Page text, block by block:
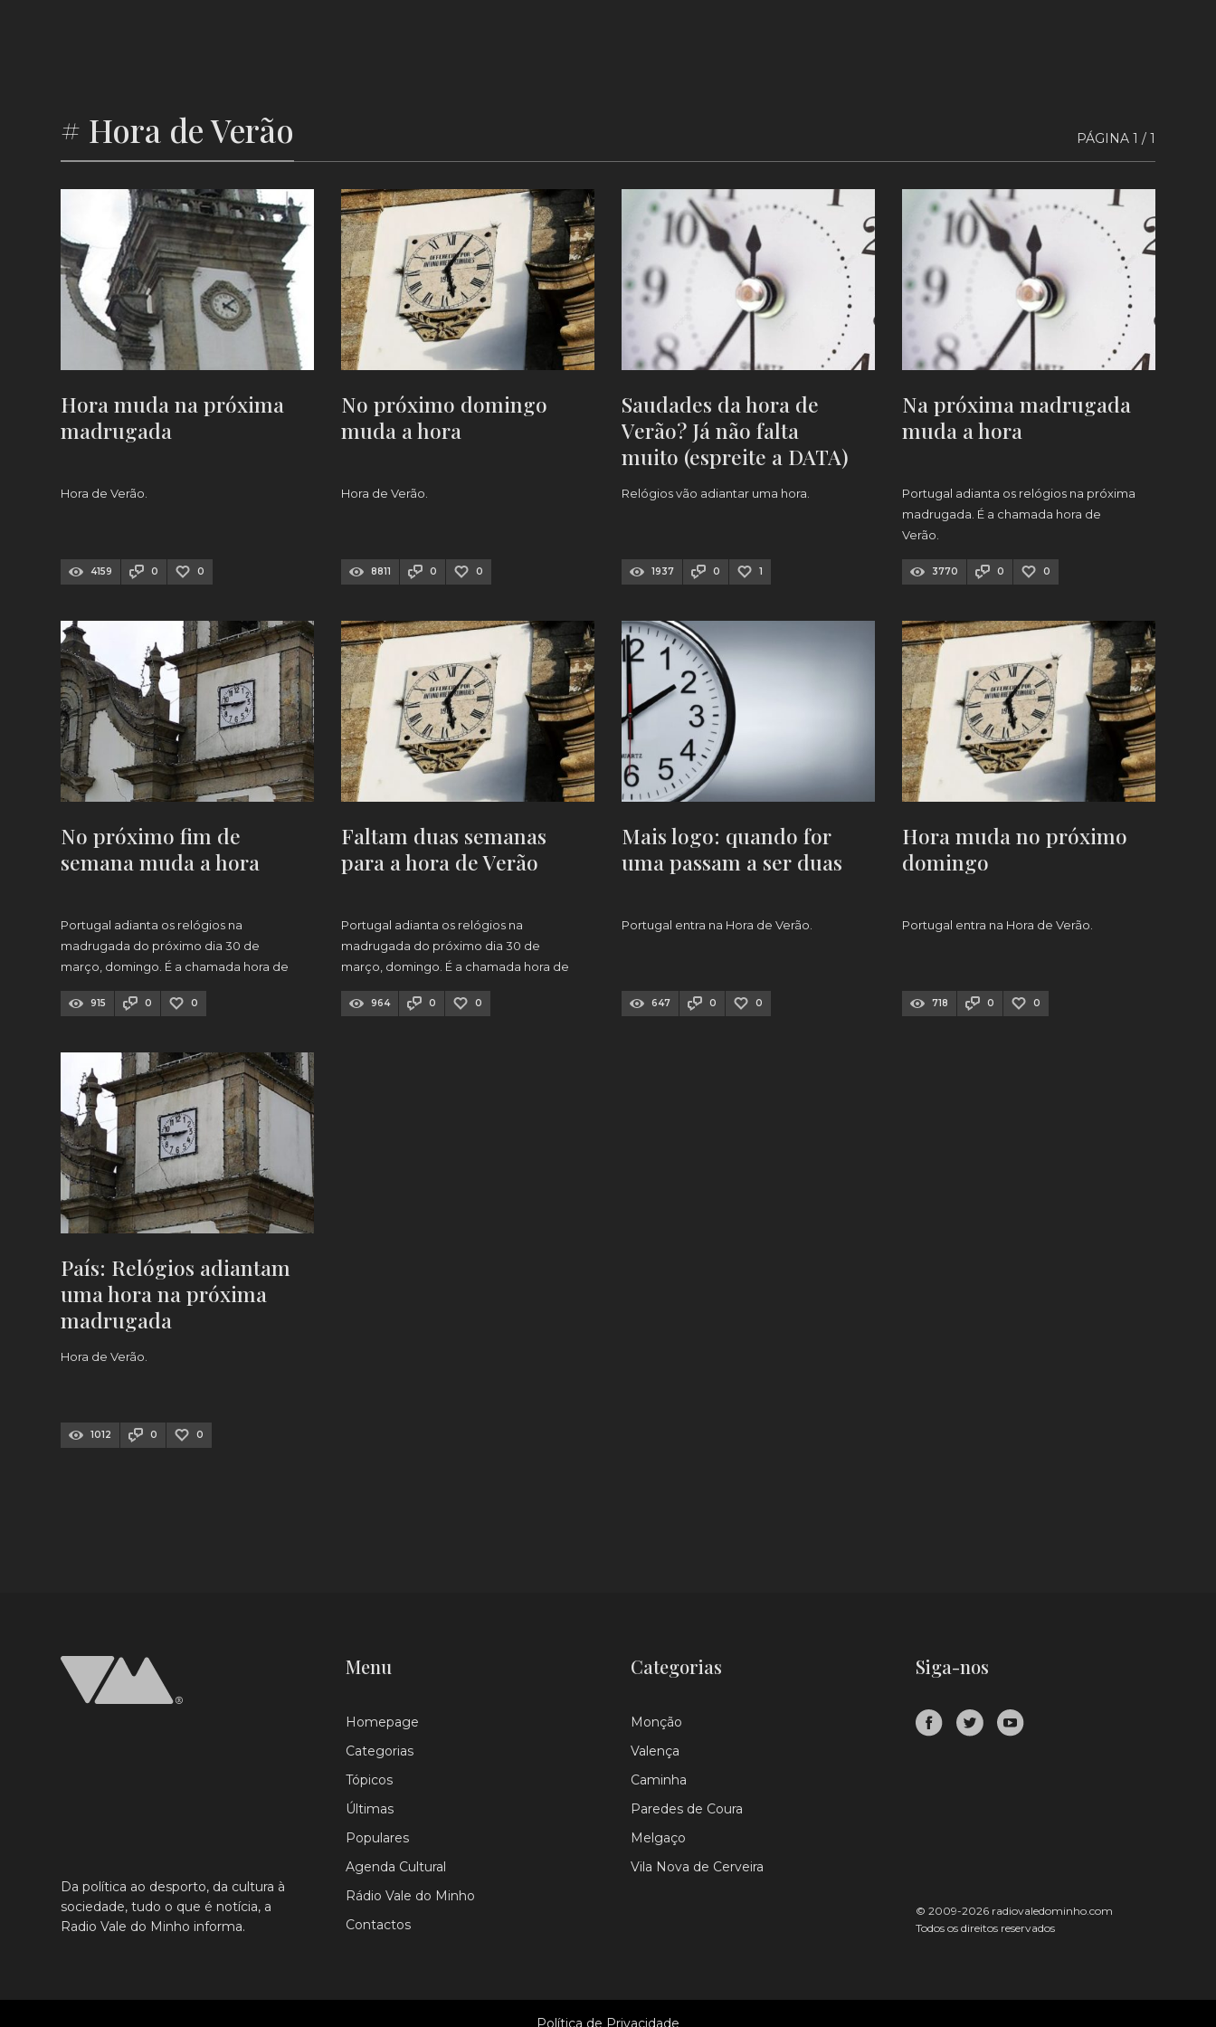
# Hora de Verão PÁGINA 1 / 1
Hora muda na próxima
madrugada
Hora de Verão.
4159 0 0
No próximo domingo
muda a hora
Hora de Verão.
8811 0 0
Saudades da hora de
Verão? Já não falta
muito (espreite a DATA)
Relógios vão adiantar uma hora.
1937 0 1
Na próxima madrugada
muda a hora
Portugal adianta os relógios na próxima
madrugada. É a chamada hora de
Verão.
3770 0 0
No próximo fim de
semana muda a hora
Portugal adianta os relógios na
madrugada do próximo dia 30 de
março, domingo. É a chamada hora de
915 0 0
Faltam duas semanas
para a hora de Verão
Portugal adianta os relógios na
madrugada do próximo dia 30 de
março, domingo. É a chamada hora de
964 0 0
Mais logo: quando for
uma passam a ser duas
Portugal entra na Hora de Verão.
647 0 0
Hora muda no próximo
domingo
Portugal entra na Hora de Verão.
718 0 0
País: Relógios adiantam
uma hora na próxima
madrugada
Hora de Verão.
1012 0 0
Da política ao desporto, da cultura à
sociedade, tudo o que é notícia, a
Radio Vale do Minho informa.
Menu
Homepage
Categorias
Tópicos
Últimas
Populares
Agenda Cultural
Rádio Vale do Minho
Contactos
Categorias
Monção
Valença
Caminha
Paredes de Coura
Melgaço
Vila Nova de Cerveira
Siga-nos
© 2009-2026 radiovaledominho.com
Todos os direitos reservados
Política de Privacidade